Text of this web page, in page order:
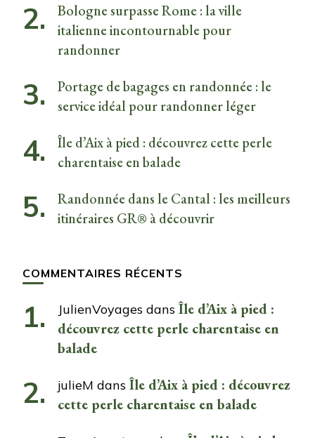
Bologne surpasse Rome : la ville
italienne incontournable pour
randonner
Portage de bagages en randonnée : le
service idéal pour randonner léger
Île d’Aix à pied : découvrez cette perle
charentaise en balade
Randonnée dans le Cantal : les meilleurs
itinéraires GR® à découvrir
COMMENTAIRES RÉCENTS
JulienVoyages dans Île d’Aix à pied :
découvrez cette perle charentaise en
balade
julieM dans Île d’Aix à pied : découvrez
cette perle charentaise en balade